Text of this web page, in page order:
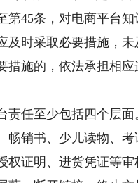
第45条，对电商平台
及时采取必要措施，
措施的，依法承担相
任至少包括四个层面
畅销书、少儿读物、
权证明、进货凭证等